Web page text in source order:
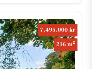
7.495.000 kr
216 m2